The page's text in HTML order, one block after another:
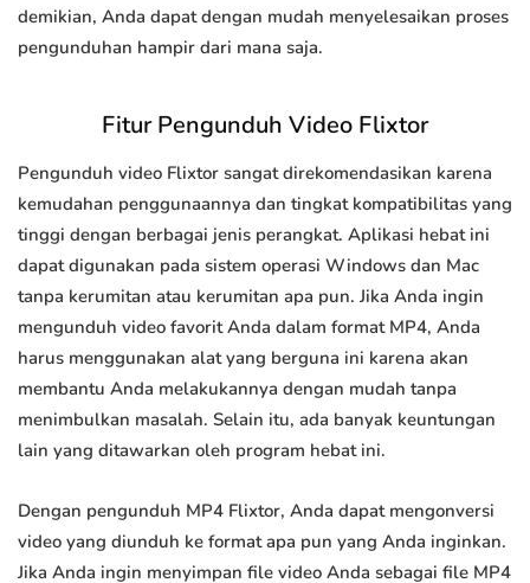
demikian, Anda dapat dengan mudah menyelesaikan proses
pengunduhan hampir dari mana saja.
Fitur Pengunduh Video Flixtor
Pengunduh video Flixtor sangat direkomendasikan karena
kemudahan penggunaannya dan tingkat kompatibilitas yang
tinggi dengan berbagai jenis perangkat. Aplikasi hebat ini
dapat digunakan pada sistem operasi Windows dan Mac
tanpa kerumitan atau kerumitan apa pun. Jika Anda ingin
mengunduh video favorit Anda dalam format MP4, Anda
harus menggunakan alat yang berguna ini karena akan
membantu Anda melakukannya dengan mudah tanpa
menimbulkan masalah. Selain itu, ada banyak keuntungan
lain yang ditawarkan oleh program hebat ini.
Dengan pengunduh MP4 Flixtor, Anda dapat mengonversi
video yang diunduh ke format apa pun yang Anda inginkan.
Jika Anda ingin menyimpan file video Anda sebagai file MP4